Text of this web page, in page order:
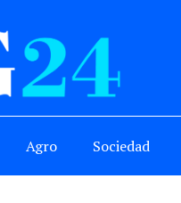
Agro Sociedad